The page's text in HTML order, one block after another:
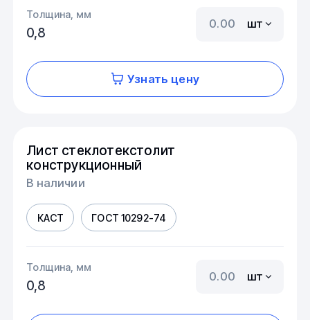
Толщина, мм
0,8
шт
Узнать цену
Лист стеклотекстолит
конструкционный
В наличии
КАСТ ГОСТ 10292-74
Толщина, мм
0,8
шт